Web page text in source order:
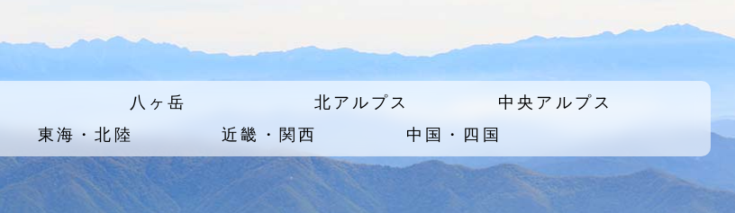
八ヶ岳 北アルプス
中央アルプス
東海・北陸 近畿・関西 中国・四国